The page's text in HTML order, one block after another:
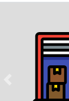
-
EXTRA
STOP 24
obchodní